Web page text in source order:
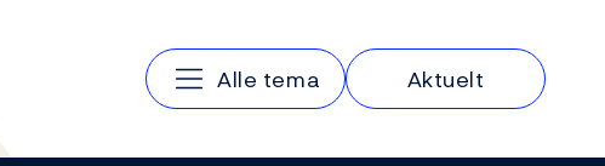
Hovedmeny
Alle tema Aktuelt